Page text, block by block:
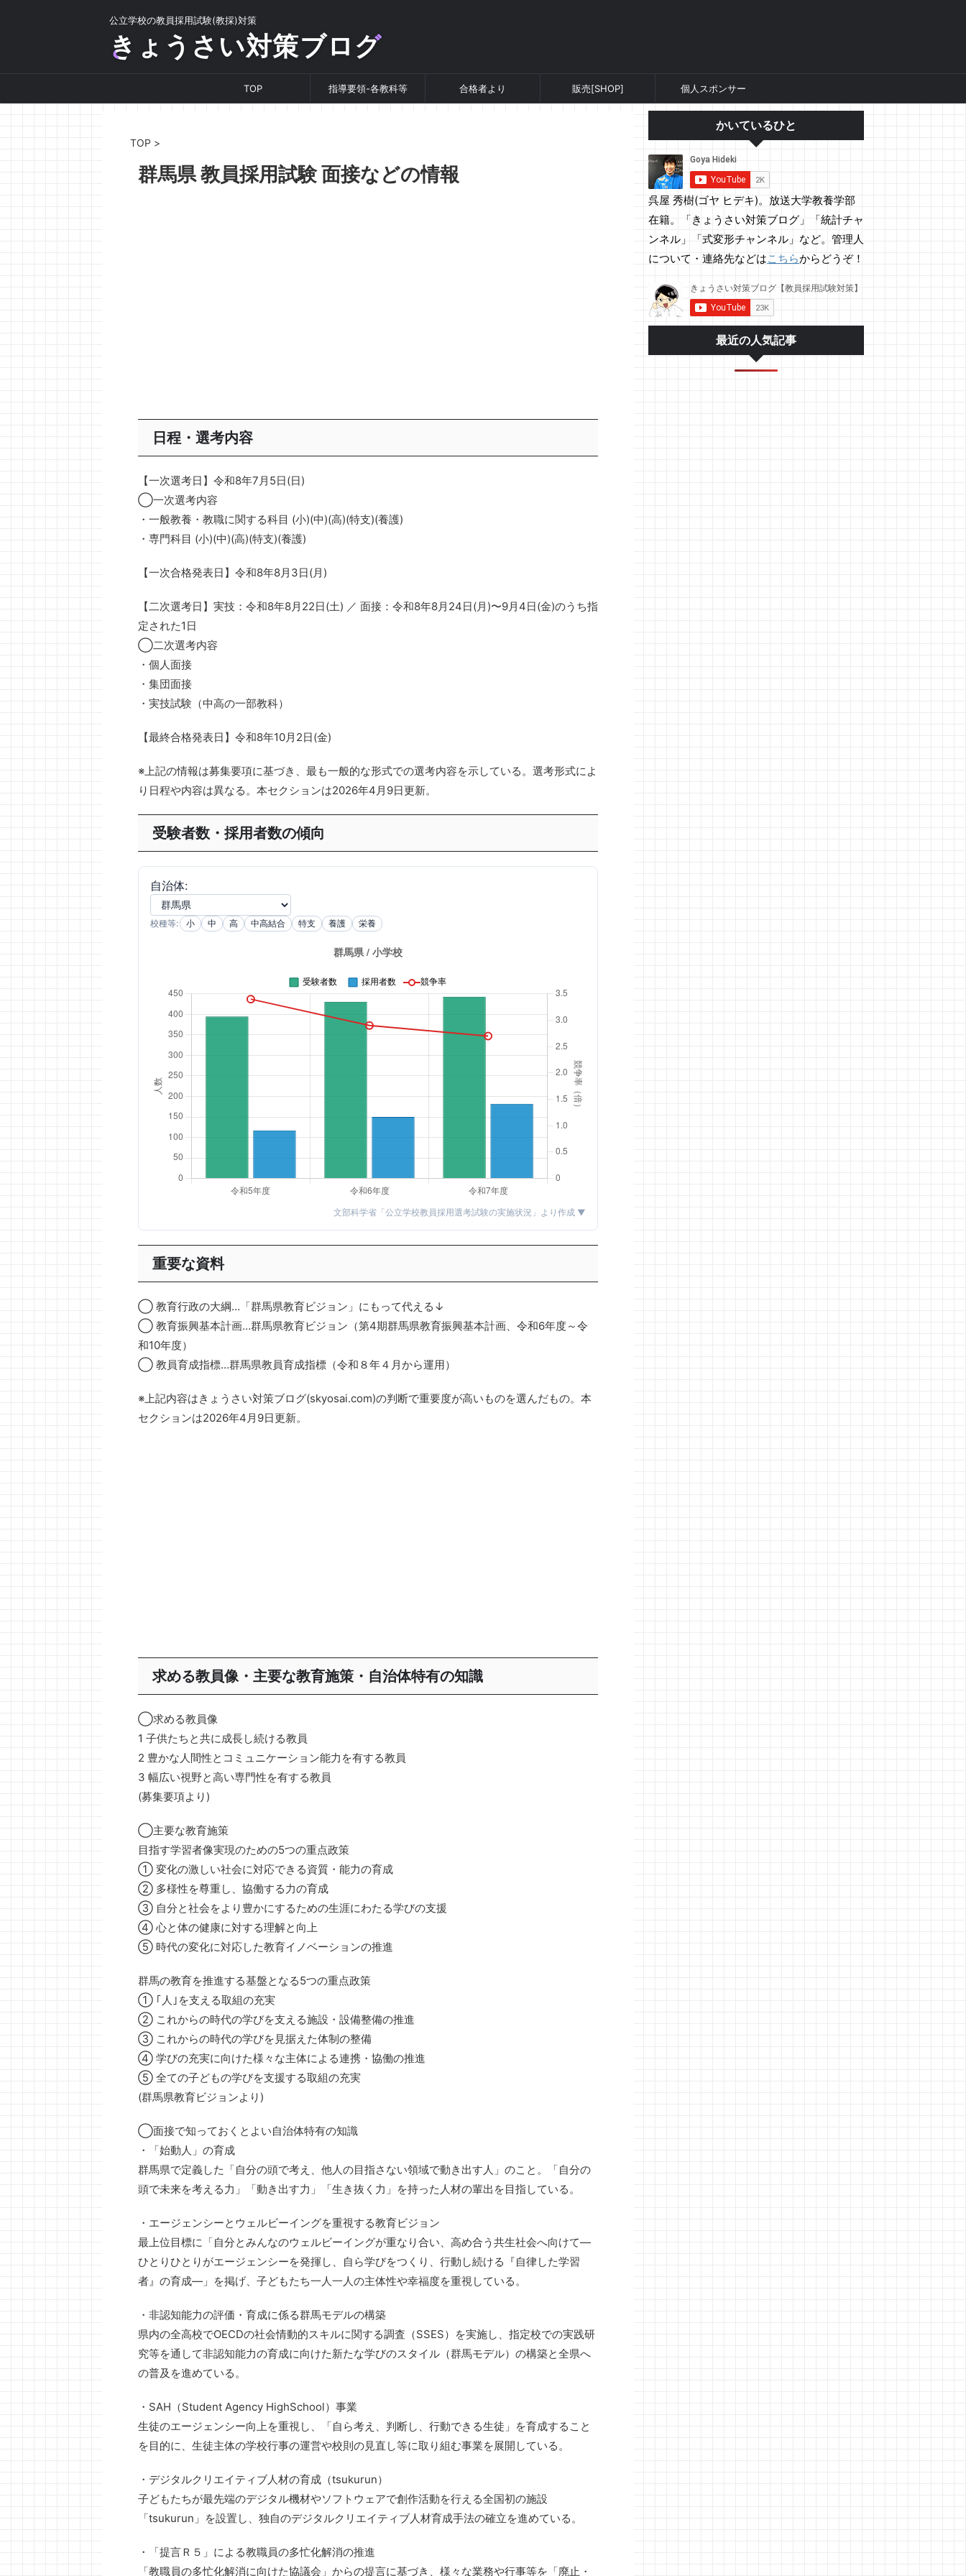
公立学校の教員採用試験(教採)対策
きょうさい対策ブログ
TOP 指導要領-各教科等 合格者より 販売[SHOP] 個人スポンサー
TOP >
群馬県 教員採用試験 面接などの情報
日程・選考内容
【一次選考日】令和8年7月5日(日)
◯一次選考内容
・一般教養・教職に関する科目 (小)(中)(高)(特支)(養護)
・専門科目 (小)(中)(高)(特支)(養護)
【一次合格発表日】令和8年8月3日(月)
【二次選考日】実技：令和8年8月22日(土) ／ 面接：令和8年8月24日(月)〜9月4日(金)のうち指
定された1日
◯二次選考内容
・個人面接
・集団面接
・実技試験（中高の一部教科）
【最終合格発表日】令和8年10月2日(金)
※上記の情報は募集要項に基づき、最も一般的な形式での選考内容を示している。選考形式によ
り日程や内容は異なる。本セクションは2026年4月9日更新。
受験者数・採用者数の傾向
自治体:
校種等: 小 中 高 中高結合 特支 養護 栄養
文部科学省「公立学校教員採用選考試験の実施状況」より作成 ▼
重要な資料
◯ 教育行政の大綱…「群馬県教育ビジョン」にもって代える↓
◯ 教育振興基本計画…群馬県教育ビジョン（第4期群馬県教育振興基本計画、令和6年度～令
和10年度）
◯ 教員育成指標…群馬県教員育成指標（令和８年４月から運用）
※上記内容はきょうさい対策ブログ(skyosai.com)の判断で重要度が高いものを選んだもの。本
セクションは2026年4月9日更新。
求める教員像・主要な教育施策・自治体特有の知識
◯求める教員像
1 子供たちと共に成長し続ける教員
2 豊かな人間性とコミュニケーション能力を有する教員
3 幅広い視野と高い専門性を有する教員
(募集要項より)
◯主要な教育施策
目指す学習者像実現のための5つの重点政策
① 変化の激しい社会に対応できる資質・能力の育成
② 多様性を尊重し、協働する力の育成
③ 自分と社会をより豊かにするための生涯にわたる学びの支援
④ 心と体の健康に対する理解と向上
⑤ 時代の変化に対応した教育イノベーションの推進
群馬の教育を推進する基盤となる5つの重点政策
① ｢人｣を支える取組の充実
② これからの時代の学びを支える施設・設備整備の推進
③ これからの時代の学びを見据えた体制の整備
④ 学びの充実に向けた様々な主体による連携・協働の推進
⑤ 全ての子どもの学びを支援する取組の充実
(群馬県教育ビジョンより)
◯面接で知っておくとよい自治体特有の知識
・「始動人」の育成
群馬県で定義した「自分の頭で考え、他人の目指さない領域で動き出す人」のこと。「自分の
頭で未来を考える力」「動き出す力」「生き抜く力」を持った人材の輩出を目指している。
・エージェンシーとウェルビーイングを重視する教育ビジョン
最上位目標に「自分とみんなのウェルビーイングが重なり合い、高め合う共生社会へ向けて―
ひとりひとりがエージェンシーを発揮し、自ら学びをつくり、行動し続ける『自律した学習
者』の育成―」を掲げ、子どもたち一人一人の主体性や幸福度を重視している。
・非認知能力の評価・育成に係る群馬モデルの構築
県内の全高校でOECDの社会情動的スキルに関する調査（SSES）を実施し、指定校での実践研
究等を通して非認知能力の育成に向けた新たな学びのスタイル（群馬モデル）の構築と全県へ
の普及を進めている。
・SAH（Student Agency HighSchool）事業
生徒のエージェンシー向上を重視し、「自ら考え、判断し、行動できる生徒」を育成すること
を目的に、生徒主体の学校行事の運営や校則の見直し等に取り組む事業を展開している。
・デジタルクリエイティブ人材の育成（tsukurun）
子どもたちが最先端のデジタル機材やソフトウェアで創作活動を行える全国初の施設
「tsukurun」を設置し、独自のデジタルクリエイティブ人材育成手法の確立を進めている。
・「提言Ｒ５」による教職員の多忙化解消の推進
「教職員の多忙化解消に向けた協議会」からの提言に基づき、様々な業務や行事等を「廃止・
かいているひと
呉屋 秀樹(ゴヤ ヒデキ)。放送大学教養学部
在籍。「きょうさい対策ブログ」「統計チャ
ンネル」「式変形チャンネル」など。管理人
について・連絡先などはこちらからどうぞ！
最近の人気記事